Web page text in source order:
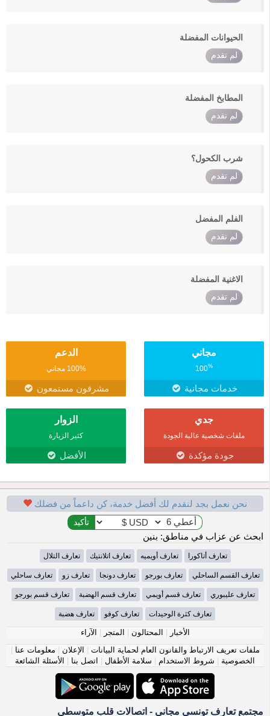
الحيوانات المفضلة
لم تقدم
المطابخ المفضلة
لم تقدم
شرب الكحول؟
لم تقدم
الفلم المفضل
لم تقدم
الاغنية المفضلة
لم تقدم
مجاني
100%
خدمات مجانية
الدعم
100% مجاني
مشرفون مستمعون
جدي
ملفات شخصية عالية الجودة
جودة مؤكدة
الزوار
كثير الزيارة
الأفضل
نحن نعمل بجد لنقدم لك أفضل خدمة، كن داعماً من فضلك
ابحث عن عزاب في مناطق: بنين
تعارف أتاكورا تعارف أويميه تعارف اتلانتيك تعارف التلال
تعارف القسم الساحلي تعارف بورجو تعارف دونجا تعارف زو تعارف ساحلي
تعارف عليبوري تعارف قسم أويمي تعارف قسم الهضبة تعارف قسم بورجو
تعارف كثرة الوحيدات تعارف كوفو تعارف هضبة
الأخبار | المحتالون | المتجر | الآراء
ملفات تعريف الارتباط والقانون العام لحماية البيانات | الإعلان | معلومات عنا |
الخصوصية | شروط الاستخدام | سلامة الأطفال | اتصل بنا | الأسئلة الشائعة
مجتمع تعارف تونسي مجاني - اتصالات قلب متوسطي